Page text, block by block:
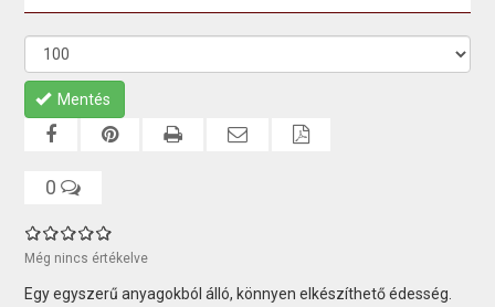
Mentés
0
Még nincs értékelve
Egy egyszerű anyagokból álló, könnyen elkészíthető édesség.